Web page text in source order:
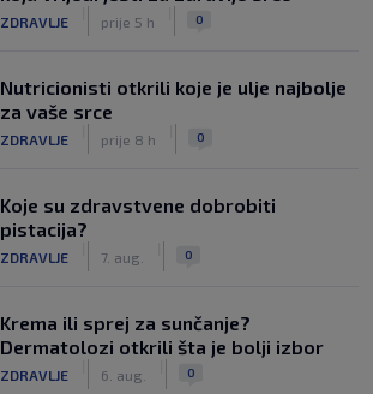
ZDRAVLJE prije 5 h 0
Nutricionisti otkrili koje je ulje najbolje
za vaše srce
ZDRAVLJE prije 8 h 0
Koje su zdravstvene dobrobiti
pistacija?
ZDRAVLJE 7. aug. 0
Krema ili sprej za sunčanje?
Dermatolozi otkrili šta je bolji izbor
ZDRAVLJE 6. aug. 0